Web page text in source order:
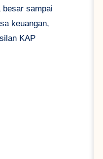
besar sampai
keuangan,
KAP